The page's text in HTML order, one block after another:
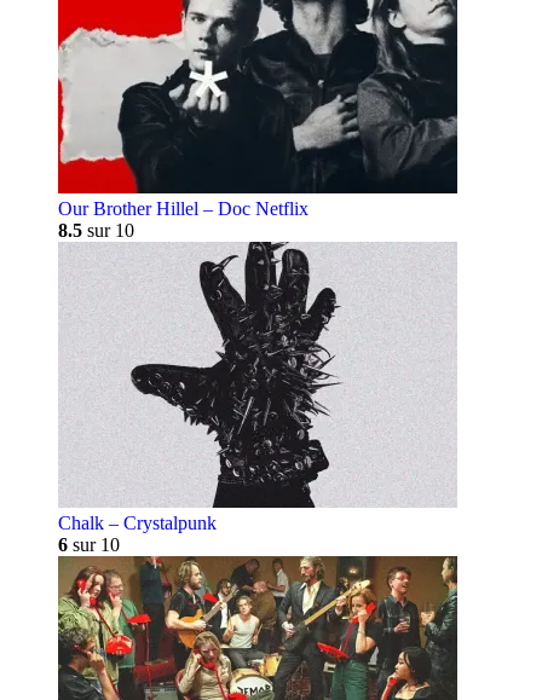
Our Brother Hillel – Doc Netflix
8.5 sur 10
Chalk – Crystalpunk
6 sur 10